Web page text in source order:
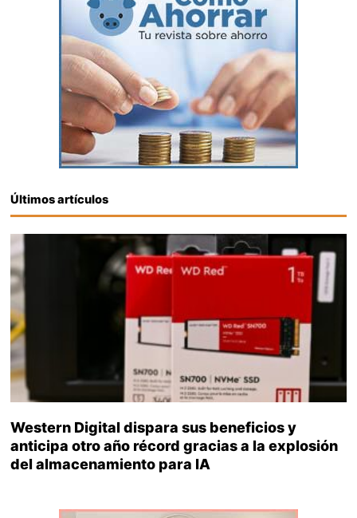
Últimos artículos
Western Digital dispara sus beneficios y
anticipa otro año récord gracias a la explosión
del almacenamiento para IA